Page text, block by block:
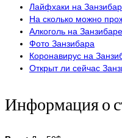
Лайфхаки на
На сколько можно
Алкоголь на Занзибаре
Фото Занзибара
Коронавирус на
Открыт ли сейчас
Информация о